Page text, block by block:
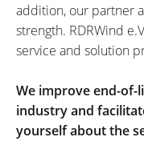
addition, our partner
strength. RDRWind
service and solution
We improve end-of-
industry and
yourself about the